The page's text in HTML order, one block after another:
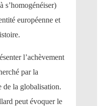
s’homogénéiser)
européenne et
l’achèvement
par la
de la globalisation.
peut évoquer le